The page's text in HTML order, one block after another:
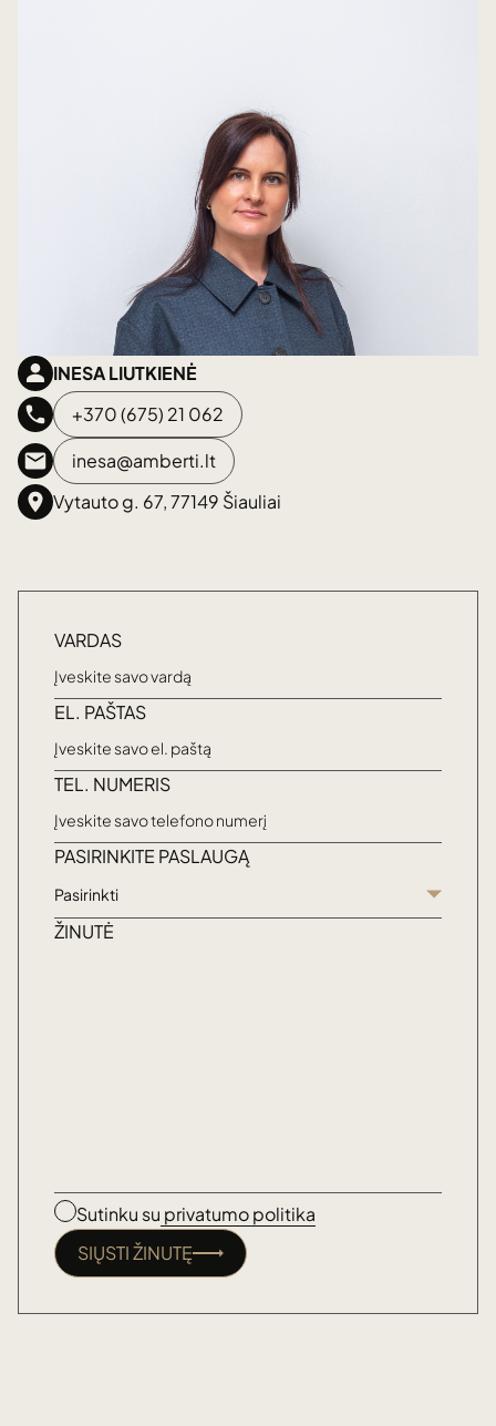
INESA LIUTKIENĖ
+370 (675) 21 062
inesa@amberti.lt
Vytauto g. 67, 77149 Šiauliai
VARDAS
EL. PAŠTAS
TEL. NUMERIS
PASIRINKITE PASLAUGĄ
Pasirinkti
ŽINUTĖ
Sutinku su privatumo politika
SIŲSTI ŽINUTĘ